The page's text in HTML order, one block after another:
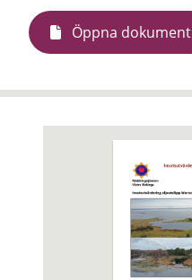
Öppna dokument